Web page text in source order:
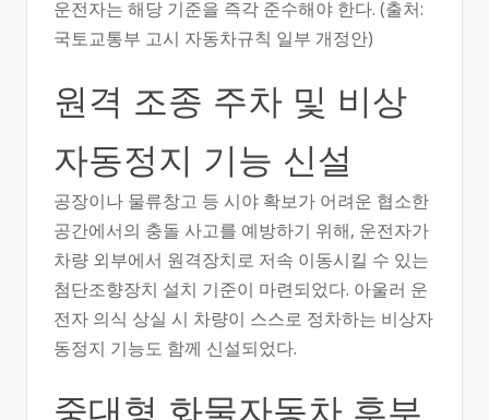
운전자는 해당 기준을 즉각 준수해야 한다. (출처:
국토교통부 고시 자동차규칙 일부 개정안)
원격 조종 주차 및 비상
자동정지 기능 신설
공장이나 물류창고 등 시야 확보가 어려운 협소한
공간에서의 충돌 사고를 예방하기 위해, 운전자가
차량 외부에서 원격장치로 저속 이동시킬 수 있는
첨단조향장치 설치 기준이 마련되었다. 아울러 운
전자 의식 상실 시 차량이 스스로 정차하는 비상자
동정지 기능도 함께 신설되었다.
중대형 화물자동차 후부